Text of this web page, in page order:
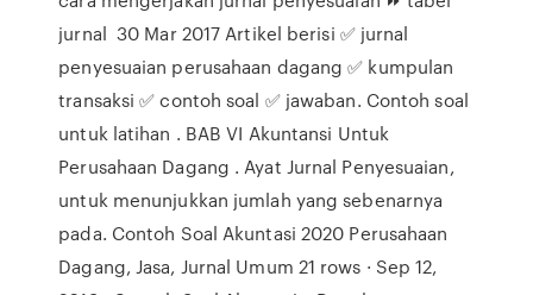
jurnal 30 Mar 2017 Artikel berisi ✅ jurnal
penyesuaian perusahaan dagang ✅ kumpulan
transaksi ✅ contoh soal ✅ jawaban. Contoh soal
untuk latihan . BAB VI Akuntansi Untuk
Perusahaan Dagang . Ayat Jurnal Penyesuaian,
untuk menunjukkan jumlah yang sebenarnya
pada. Contoh Soal Akuntasi 2020 Perusahaan
Dagang, Jasa, Jurnal Umum 21 rows · Sep 12,